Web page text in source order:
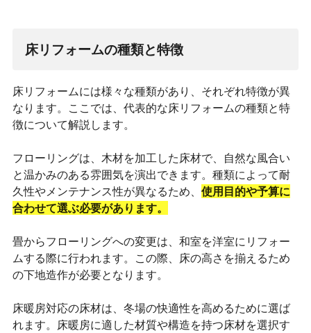
床リフォームの種類と特徴
床リフォームには様々な種類があり、それぞれ特徴が異
なります。ここでは、代表的な床リフォームの種類と特
徴について解説します。
フローリングは、木材を加工した床材で、自然な風合い
と温かみのある雰囲気を演出できます。種類によって耐
久性やメンテナンス性が異なるため、 使用目的や予算に
合わせて選ぶ必要があります。
畳からフローリングへの変更は、和室を洋室にリフォー
ムする際に行われます。この際、床の高さを揃えるため
の下地造作が必要となります。
床暖房対応の床材は、冬場の快適性を高めるために選ば
れます。床暖房に適した材質や構造を持つ床材を選択す